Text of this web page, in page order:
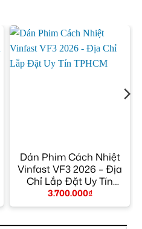
Dán Phim Cách Nhiệt
Vinfast VF3 2026 – Địa
Chỉ Lắp Đặt Uy Tín
TPHCM
3.700.000₫